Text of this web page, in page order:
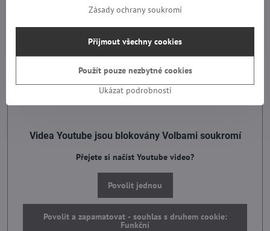
Videa Youtube jsou blokovány Volbami soukromí
Přejete si načíst Youtube video?
Povolit jednou
Povolit a zapamatovat - souhlas s druhem cookie:
Funkční
Zásady ochrany soukromí
Ukázat podrobnosti
Přijmout všechny cookies
Použít pouze nezbytné cookies